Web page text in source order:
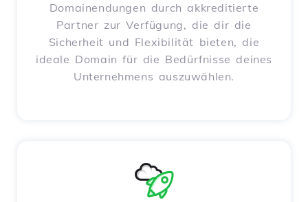
Domainendungen durch akkreditierte
Partner zur Verfügung, die dir die
Sicherheit und Flexibilität bieten, die
ideale Domain für die Bedürfnisse deines
Unternehmens auszuwählen.